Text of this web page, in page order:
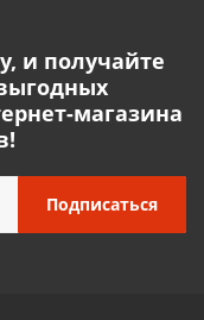
и получайте
магазина